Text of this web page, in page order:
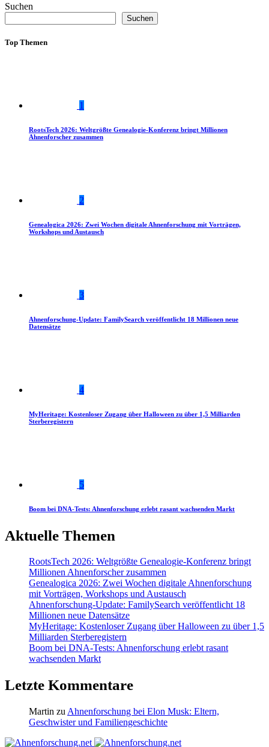
Suchen
Suchen
Top Themen
1
RootsTech 2026: Weltgrößte Genealogie-Konferenz bringt Millionen
Ahnenforscher zusammen
2
Genealogica 2026: Zwei Wochen digitale Ahnenforschung mit Vorträgen,
Workshops und Austausch
3
Ahnenforschung-Update: FamilySearch veröffentlicht 18 Millionen neue
Datensätze
4
MyHeritage: Kostenloser Zugang über Halloween zu über 1,5 Milliarden
Sterberegistern
5
Boom bei DNA-Tests: Ahnenforschung erlebt rasant wachsenden Markt
Aktuelle Themen
RootsTech 2026: Weltgrößte Genealogie-Konferenz bringt
Millionen Ahnenforscher zusammen
Genealogica 2026: Zwei Wochen digitale Ahnenforschung
mit Vorträgen, Workshops und Austausch
Ahnenforschung-Update: FamilySearch veröffentlicht 18
Millionen neue Datensätze
MyHeritage: Kostenloser Zugang über Halloween zu über 1,5
Milliarden Sterberegistern
Boom bei DNA-Tests: Ahnenforschung erlebt rasant
wachsenden Markt
Letzte Kommentare
Martin zu Ahnenforschung bei Elon Musk: Eltern,
Geschwister und Familiengeschichte